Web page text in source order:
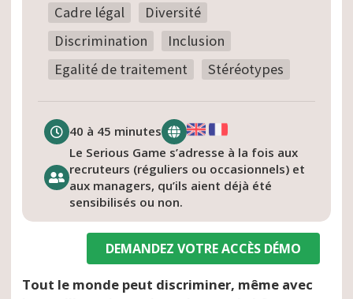
Cadre légal
Diversité
Discrimination
Inclusion
Egalité de traitement
Stéréotypes
40 à 45 minutes
Le Serious Game s’adresse à la fois aux
recruteurs (réguliers ou occasionnels) et
aux managers, qu’ils aient déjà été
sensibilisés ou non.
DEMANDEZ VOTRE ACCÈS DÉMO
Tout le monde peut discriminer, même avec